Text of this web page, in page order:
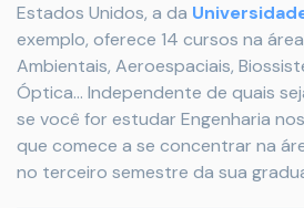
Estados Unidos, a da
exemplo, oferece 14 cursos na
Ambientais, Aeroespaciais,
Óptica... Independente de quais
se você for estudar Engenharia
que comece a se concentrar na
no terceiro semestre da sua